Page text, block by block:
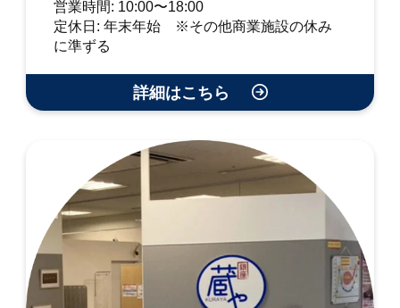
営業時間: 10:00〜18:00
定休日: 年末年始 ※その他商業施設の休み
に準ずる
詳細はこちら